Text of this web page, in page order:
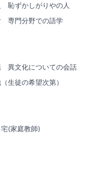
恥ずかしがりやの人
専門分野での語学
異文化についての会話
生徒の希望次第）
(家庭教師)